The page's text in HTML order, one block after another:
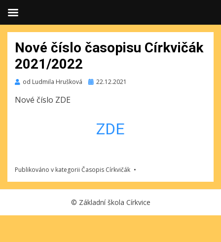
Nové číslo časopisu Církvičák
2021/2022
od Ludmila Hrušková Publikováno
22.12.2021
Nové číslo ZDE
ZDE
Publikováno v kategorii Časopis Církvičák
© Základní škola Církvice